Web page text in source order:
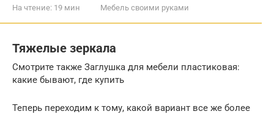
На чтение: 19 мин Мебель своими руками
Тяжелые зеркала
Cмотрите также Заглушка для мебели пластиковая:
какие бывают, где купить
Теперь переходим к тому, какой вариант все же более